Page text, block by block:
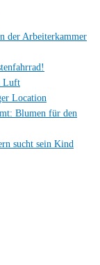
der Arbeiterkammer
Luft
Location
Blumen für den
sucht sein Kind